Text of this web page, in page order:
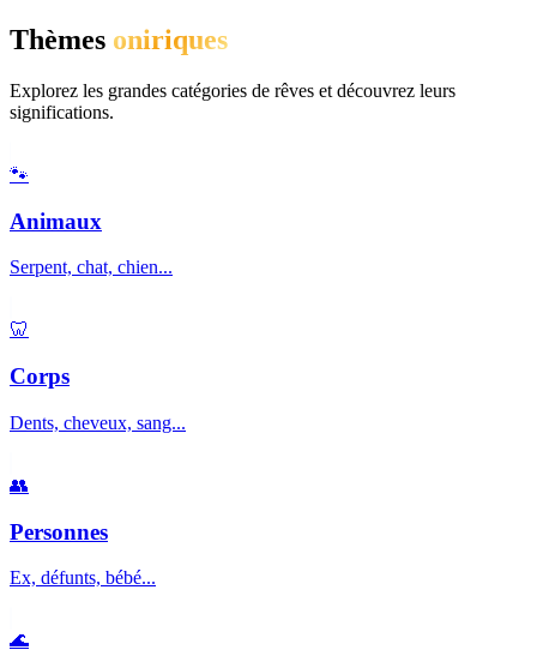
Thèmes oniriques
Explorez les grandes catégories de rêves et découvrez leurs
significations.
🐾
Animaux
Serpent, chat, chien...
🦷
Corps
Dents, cheveux, sang...
👥
Personnes
Ex, défunts, bébé...
🌊